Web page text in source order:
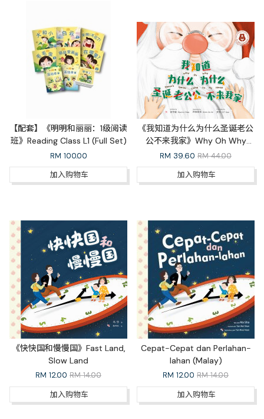
【配套】《明明和丽丽：1级阅读
班》Reading Class L1 (Full Set)
RM 100.00
加入购物车
《我知道为什么为什么圣诞老公
公不来我家》Why Oh Why
Doesn’t Santa Come to My
House（中英双语）
RM 39.60 RM 44.00
加入购物车
《快快国和慢慢国》Fast Land,
Slow Land
RM 12.00 RM 14.00
加入购物车
Cepat-Cepat dan Perlahan-
lahan (Malay)
RM 12.00 RM 14.00
加入购物车